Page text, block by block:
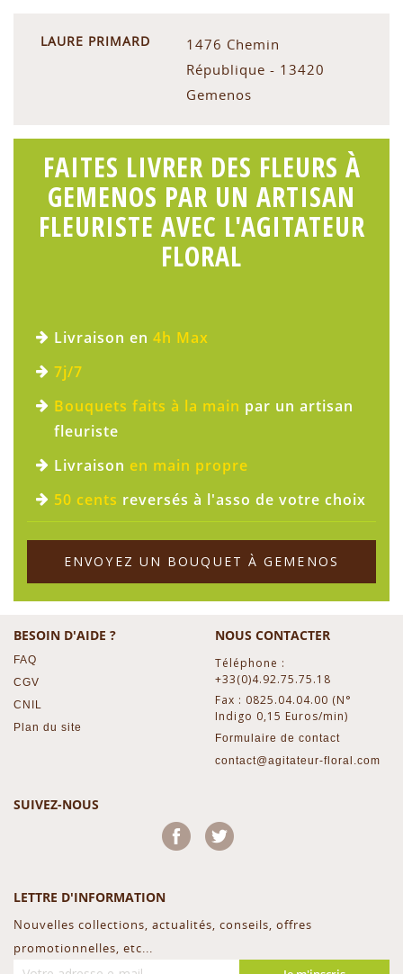
LAURE PRIMARD
1476 Chemin
République - 13420
Gemenos
FAITES LIVRER DES FLEURS À
GEMENOS PAR UN ARTISAN
FLEURISTE AVEC L'AGITATEUR
FLORAL
Livraison en 4h Max
7j/7
Bouquets faits à la main par un artisan
fleuriste
Livraison en main propre
50 cents reversés à l'asso de votre choix
ENVOYEZ UN BOUQUET À GEMENOS
BESOIN D'AIDE ?
FAQ
CGV
CNIL
Plan du site
NOUS CONTACTER
Téléphone :
+33(0)4.92.75.75.18
Fax : 0825.04.04.00 (N°
Indigo 0,15 Euros/min)
Formulaire de contact
contact@agitateur-floral.com
SUIVEZ-NOUS
Facebook
LETTRE D'INFORMATION
Nouvelles collections, actualités, conseils, offres
promotionnelles, etc...